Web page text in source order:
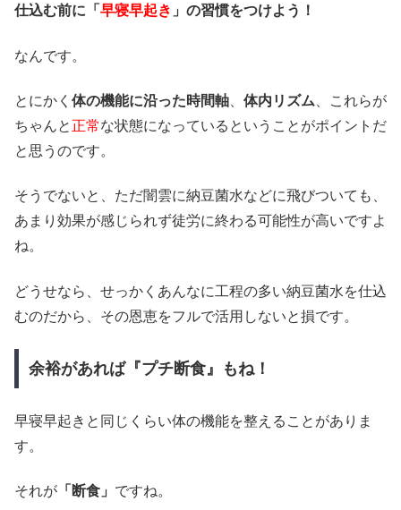
仕込む前に「 早寝早起き 」の習慣をつけよう！
なんです。
とにかく 体の機能に沿った時間軸 体内リズム 、これらが
ちゃんと 正常な状態になっているということがポイントだ
と思うのです。
そうでないと、ただ闇雲に納豆菌水などに飛びついても、
あまり効果が感じられず徒労に終わる可能性が高いですよ
ね。
どうせなら、せっかくあんなに工程の多い納豆菌水を仕込
むのだから、その恩恵をフルで活用しないと損です。
余裕があれば『プチ断食』もね！
早寝早起きと同じくらい体の機能を整えることがありま
す。
それが 「断食」 ですね。